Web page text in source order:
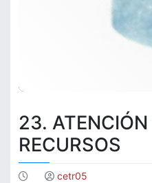
23.
RECURSOS
cetr05